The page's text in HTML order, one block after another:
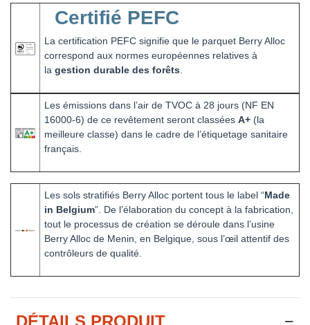
Certifié PEFC
La certification PEFC signifie que le parquet Berry Alloc
correspond aux normes européennes relatives à
la gestion durable des forêts
Les émissions dans l’air de TVOC à 28 jours (NF EN
16000-6) de ce revêtement seront classées A+ (la
meilleure classe) dans le cadre de l’étiquetage sanitaire
français.
Les sols stratifiés Berry Alloc portent tous le label “Made
in Belgium”. De l’élaboration du concept à la fabrication,
tout le processus de création se déroule dans l’usine
Berry Alloc de Menin, en Belgique, sous l’œil attentif des
contrôleurs de qualité.
DÉTAILS PRODUIT